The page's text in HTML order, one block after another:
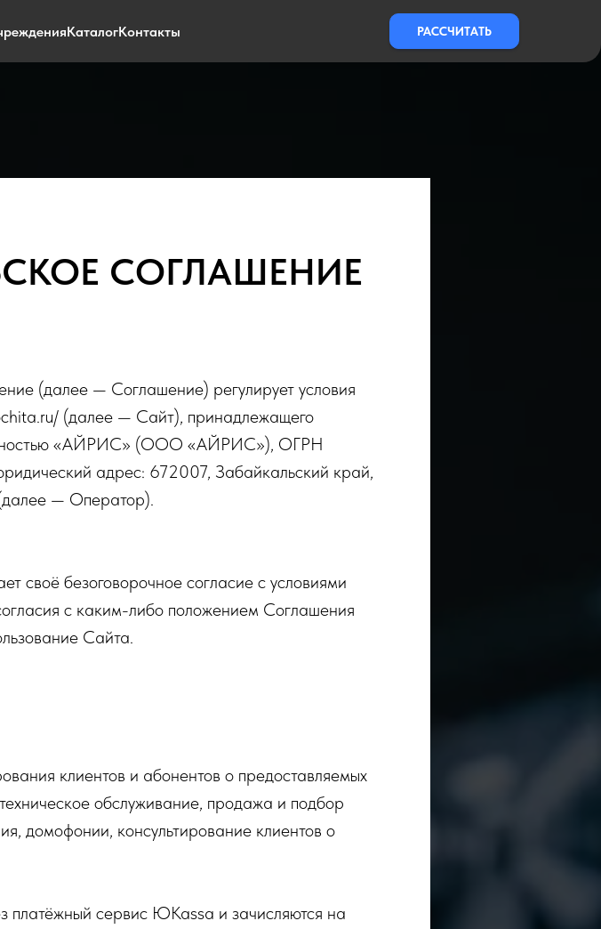
КаталогКонтакты РАССЧИТАТЬ
СОГЛАШЕНИЕ
(далее — Соглашение) регулирует условия
(далее — Сайт), принадлежащего
«АЙРИС» (ООО «АЙРИС»), ОГРН
адрес: 672007, Забайкальский край,
— Оператор).
своё безоговорочное согласие с условиями
с каким-либо положением Соглашения
Сайта.
клиентов и абонентов о предоставляемых
обслуживание, продажа и подбор
домофонии, консультирование клиентов о
платёжный сервис ЮKassa и зачисляются на